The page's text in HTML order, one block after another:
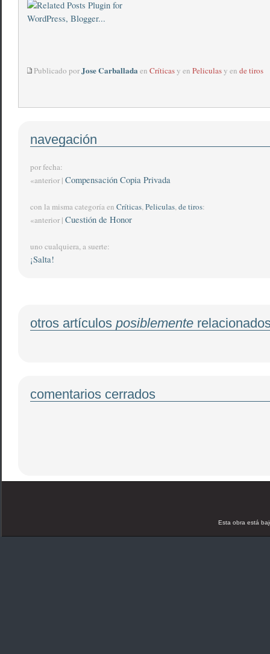
Publicado porJose Carballadaen Críticasy en Peliculasy en de tiros
navegación
por fecha:
«anterior | Compensación Copia Privada
con la misma categoría en Críticas,Peliculas,de tiros:
«anterior | Cuestión de Honor
uno cualquiera, a suerte:
¡Salta!
otros artículos posiblemente
comentarios cerrados
Esta obra está